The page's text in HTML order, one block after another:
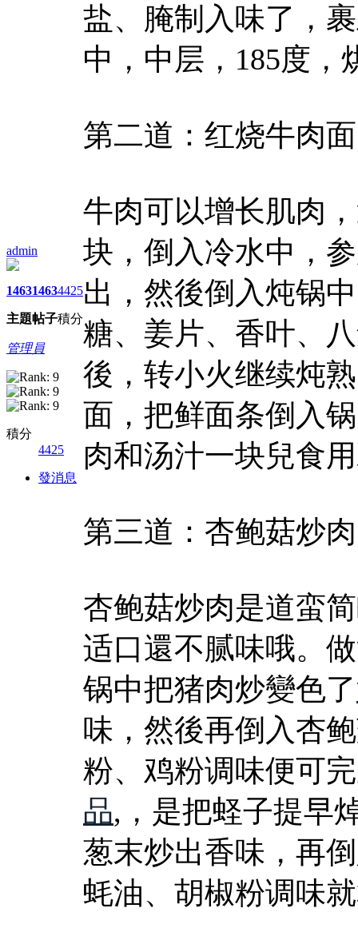
admin
1463
主題
1463
帖子
4425
積分
管理員
積分
4425
發消息
盐、腌制入味了，
中，中层，185度，
第二道：红烧牛肉面
牛肉可以增长肌肉
块，倒入冷水中，
出，然後倒入炖锅
糖、姜片、香叶、
後，转小火继续炖
面，把鲜面条倒入
肉和汤汁一块兒食
第三道：杏鲍菇炒
杏鲍菇炒肉是道蛮
适口還不腻味哦。
锅中把猪肉炒變色了
味，然後再倒入杏
粉、鸡粉调味便可
品,，是把蛏子提早
葱末炒出香味，再
蚝油、胡椒粉调味